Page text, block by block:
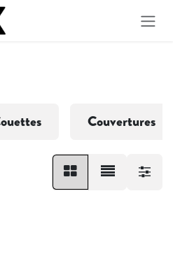
Couvertures